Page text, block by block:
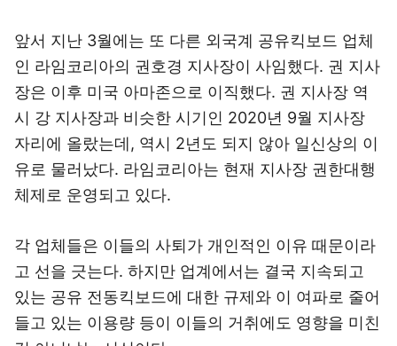
앞서 지난 3월에는 또 다른 외국계 공유킥보드 업체
인 라임코리아의 권호경 지사장이 사임했다. 권 지사
장은 이후 미국 아마존으로 이직했다. 권 지사장 역
시 강 지사장과 비슷한 시기인 2020년 9월 지사장
자리에 올랐는데, 역시 2년도 되지 않아 일신상의 이
유로 물러났다. 라임코리아는 현재 지사장 권한대행
체제로 운영되고 있다.
각 업체들은 이들의 사퇴가 개인적인 이유 때문이라
고 선을 긋는다. 하지만 업계에서는 결국 지속되고
있는 공유 전동킥보드에 대한 규제와 이 여파로 줄어
들고 있는 이용량 등이 이들의 거취에도 영향을 미친